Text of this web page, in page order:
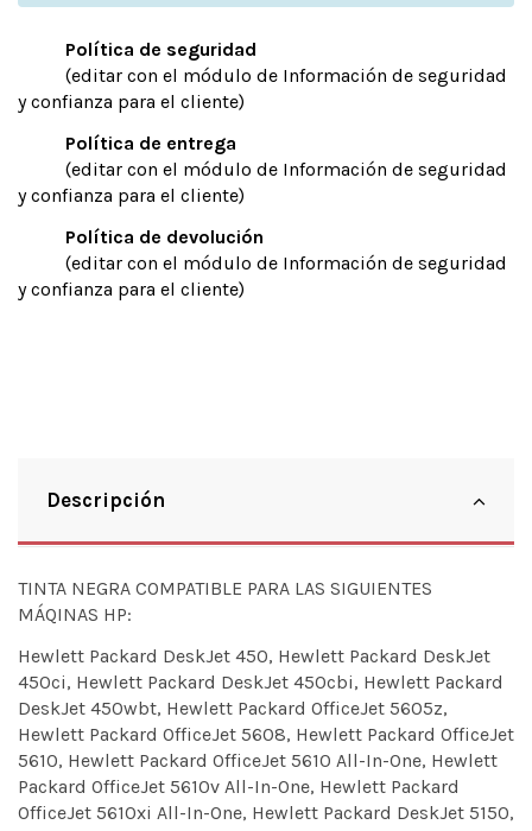
Política de seguridad
(editar con el módulo de Información de seguridad
y confianza para el cliente)
Política de entrega
(editar con el módulo de Información de seguridad
y confianza para el cliente)
Política de devolución
(editar con el módulo de Información de seguridad
y confianza para el cliente)
Descripción
TINTA NEGRA COMPATIBLE PARA LAS SIGUIENTES
MÁQINAS HP:
Hewlett Packard DeskJet 450, Hewlett Packard DeskJet
450ci, Hewlett Packard DeskJet 450cbi, Hewlett Packard
DeskJet 450wbt, Hewlett Packard OfficeJet 5605z,
Hewlett Packard OfficeJet 5608, Hewlett Packard OfficeJet
5610, Hewlett Packard OfficeJet 5610 All-In-One, Hewlett
Packard OfficeJet 5610v All-In-One, Hewlett Packard
OfficeJet 5610xi All-In-One, Hewlett Packard DeskJet 5150,